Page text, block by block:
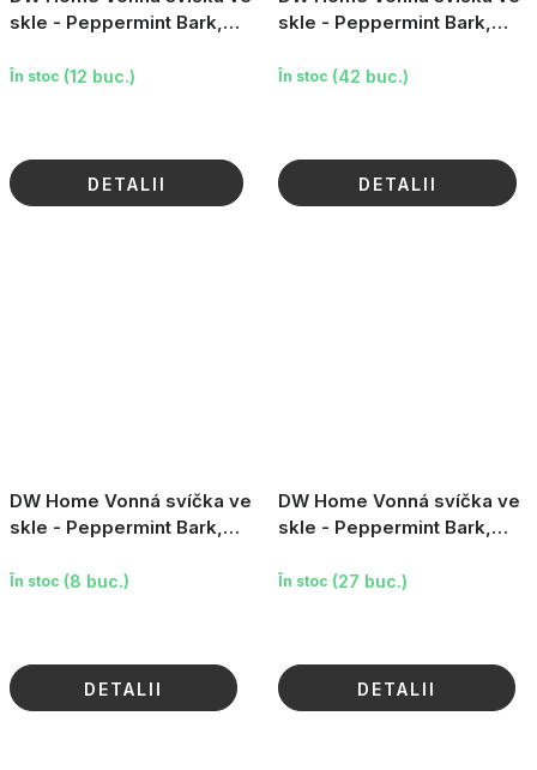
skle - Peppermint Bark,
În stoc (12 buc.)
DETALII
skle - Peppermint Bark,
În stoc (42 buc.)
DETALII
DW Home Vonná svíčka ve
skle - Peppermint Bark,
În stoc (8 buc.)
DETALII
DW Home Vonná svíčka ve
skle - Peppermint Bark,
În stoc (27 buc.)
DETALII